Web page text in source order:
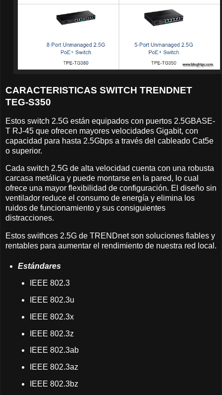
CARACTERISTICAS SWITCH TRENDNET
TEG-S350
Estos switch 2.5G están equipados con puertos 2.5GBASE-
T RJ-45 que ofrecen mayores velocidades Gigabit, con
capacidad para hasta 2.5Gbps a través del cableado Cat5e
o superior.
Cada switch 2.5G de alta velocidad cuenta con una robusta
carcasa metálica y puede montarse en la pared, lo cual
ofrece una mayor flexibilidad de configuración. El diseño sin
ventilador reduce el consumo de energía y elimina los
ruidos de funcionamiento y sus consiguientes
distracciones.
Estos swithces 2.5G de TRENDnet son soluciones fiables y
rentables para aumentar el rendimiento de nuestra red local.
Estándares
IEEE 802.3
IEEE 802.3u
IEEE 802.3x
IEEE 802.3z
IEEE 802.3ab
IEEE 802.3az
IEEE 802.3bz